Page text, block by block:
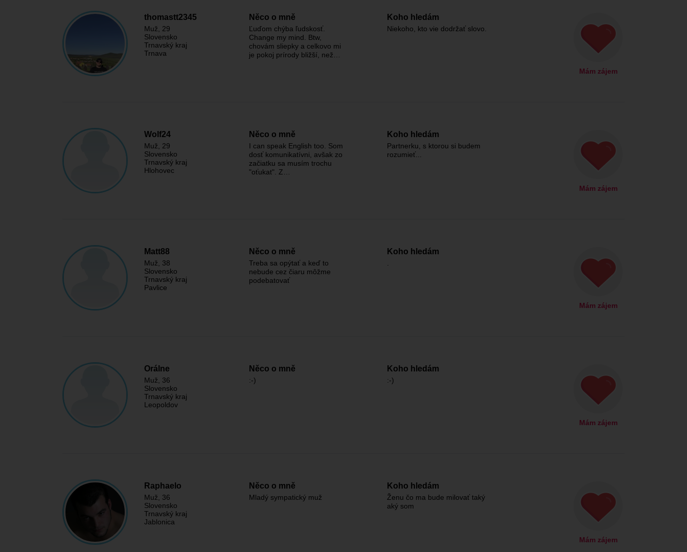
thomastt2345
Muž , 29
Slovensko
Trnavský kraj
Trnava
Něco o mně
Ľuďom chýba ľudskosť.
Change my mind. Btw,
chovám sliepky a celkovo mi
je pokoj prírody bližší, než…
Koho hledám
Niekoho, kto vie dodržať slovo.
Mám zájem
Wolf24
Muž , 29
Slovensko
Trnavský kraj
Hlohovec
Něco o mně
I can speak English too. Som
dosť komunikatívni, avšak zo
začiatku sa musím trochu
"oťukat". Z…
Koho hledám
Partnerku, s ktorou si budem
rozumieť...
Mám zájem
Matt88
Muž , 38
Slovensko
Trnavský kraj
Pavlice
Něco o mně
Treba sa opýtať a keď to
nebude cez čiaru môžme
podebatovať
Koho hledám
Mám zájem
Orálne
Muž , 36
Slovensko
Trnavský kraj
Leopoldov
Něco o mně
:-)
Koho hledám
:-)
Mám zájem
Raphaelo
Muž , 36
Slovensko
Trnavský kraj
Jablonica
Něco o mně
Mladý sympatický muž
Koho hledám
Ženu čo ma bude milovať taký
aký som
Mám zájem